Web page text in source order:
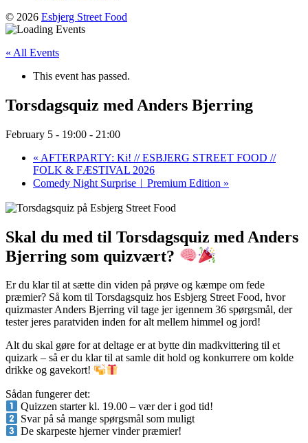
© 2026 Esbjerg Street Food
« All Events
This event has passed.
Torsdagsquiz med Anders Bjerring
February 5 - 19:00 - 21:00
« AFTERPARTY: Ki! // ESBJERG STREET FOOD //
FOLK & FÆSTIVAL 2026
Comedy Night Surprise︱Premium Edition »
Skal du med til Torsdagsquiz med Anders
Bjerring som quizvært?
Er du klar til at sætte din viden på prøve og kæmpe om fede
præmier? Så kom til Torsdagsquiz hos Esbjerg Street Food, hvor
quizmaster Anders Bjerring vil tage jer igennem 36 spørgsmål, der
tester jeres paratviden inden for alt mellem himmel og jord!
Alt du skal gøre for at deltage er at bytte din madkvittering til et
quizark – så er du klar til at samle dit hold og konkurrere om kolde
drikke og gavekort!
Sådan fungerer det:
Quizzen starter kl. 19.00 – vær der i god tid!
Svar på så mange spørgsmål som muligt
De skarpeste hjerner vinder præmier!